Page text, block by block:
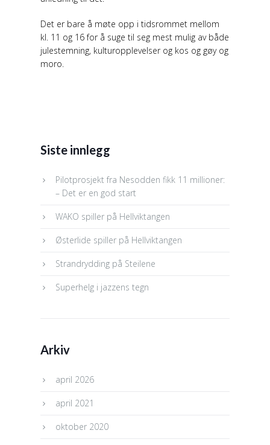
Det er bare å møte opp i tidsrommet mellom
kl. 11 og 16 for å suge til seg mest mulig av både
julestemning, kulturopplevelser og kos og gøy og
moro.
Siste innlegg
Pilotprosjekt fra Nesodden fikk 11 millioner:
– Det er en god start
WAKO spiller på Hellviktangen
Østerlide spiller på Hellviktangen
Strandrydding på Steilene
Superhelg i jazzens tegn
Arkiv
april 2026
april 2021
oktober 2020